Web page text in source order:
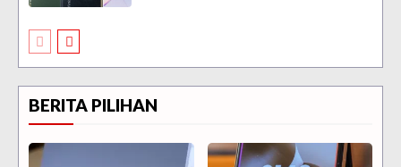
BERITA PILIHAN